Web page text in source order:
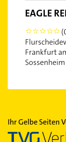
EAGLE
0
Frankfurt
Sossenheim
Ihr Gelbe Seiten